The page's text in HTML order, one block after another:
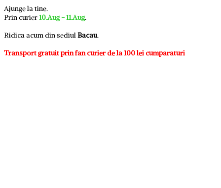
Ajunge la tine.
Prin curier10.Aug - 11.Aug.
Ridica acum din sediulBacau.
Transport gratuit prin fan curier de la 100 lei cumparaturi